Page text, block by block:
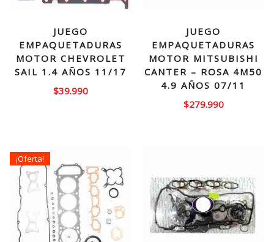
JUEGO
EMPAQUETADURAS
MOTOR CHEVROLET
SAIL 1.4 AÑOS 11/17
$39.990
JUEGO
EMPAQUETADURAS
MOTOR MITSUBISHI
CANTER – ROSA 4M50
4.9 AÑOS 07/11
$279.990
¡Oferta!